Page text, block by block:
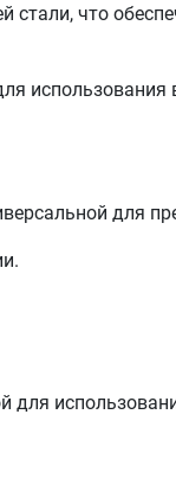
что
использования
для
для